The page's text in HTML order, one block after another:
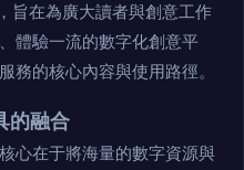
旨在為廣大讀者與創意工作
體驗一流的數字化創意平
務的核心內容與使用路徑。
的融合
心在于將海量的數字資源與